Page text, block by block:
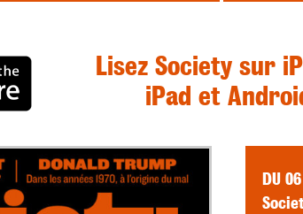
Lisez Society sur
iPad et
DU